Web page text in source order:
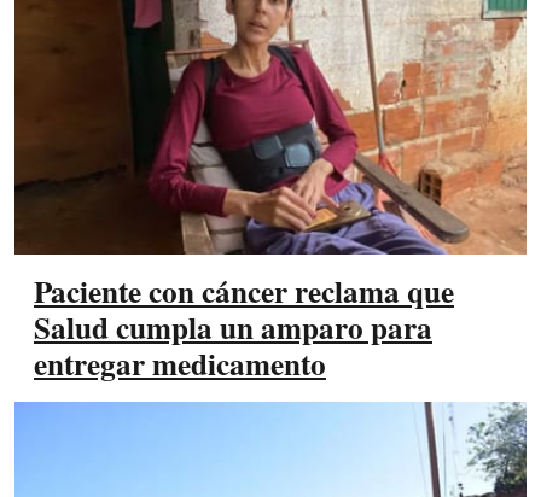
Paciente con cáncer reclama que
Salud cumpla un amparo para
entregar medicamento